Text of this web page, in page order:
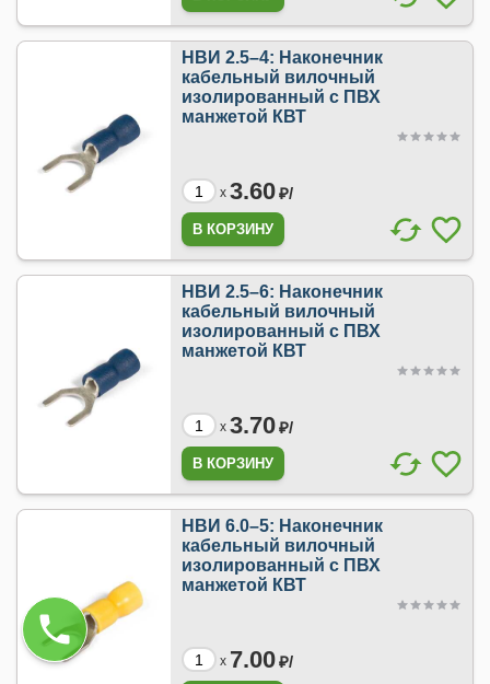
НВИ 2.5–4: Наконечник
кабельный вилочный
изолированный с ПВХ
манжетой КВТ
x 3.60₽/
НВИ 2.5–6: Наконечник
кабельный вилочный
изолированный с ПВХ
манжетой КВТ
x 3.70₽/
НВИ 6.0–5: Наконечник
кабельный вилочный
изолированный с ПВХ
манжетой КВТ
x 7.00₽/